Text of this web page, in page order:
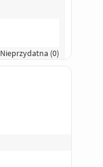
Nieprzydatna (0)